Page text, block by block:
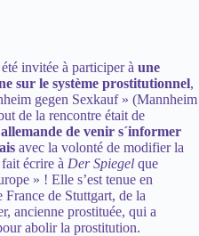
invitée à participer à une
sur le système prostitutionnel,
gegen Sexkauf » (Mannheim
de la rencontre était de
de venir s´informer
avec la volonté de modifier la
écrire à Der Spiegel que
» ! Elle s’est tenue en
France de Stuttgart, de la
ancienne prostituée, qui a
abolir la prostitution.